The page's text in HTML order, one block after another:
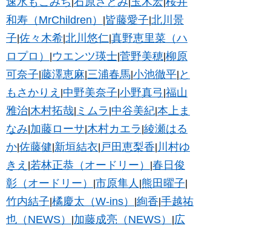
和寿（MrChildren）
皆藤愛子 北川景
子 佐々木希 北川悠仁 真野恵里菜（ハ
ロプロ）
ウエンツ瑛士 菅野美穂 柳原
可奈子 藤澤恵麻 三浦春馬 小池徹平 と
もさかりえ 中野美奈子 小野真弓 福山
雅治 木村拓哉 ミムラ 中谷美紀 本上ま
なみ 加藤ローサ 木村カエラ 綾瀬はる
か 佐藤健 新垣結衣 戸田恵梨香 川村ゆ
きえ 若林正恭（オードリー）
春日俊
彰（オードリー）
市原隼人 熊田曜子
竹内結子 橘慶太（W-ins） 絢香 手越祐
也（NEWS）
加藤成亮（NEWS）
広